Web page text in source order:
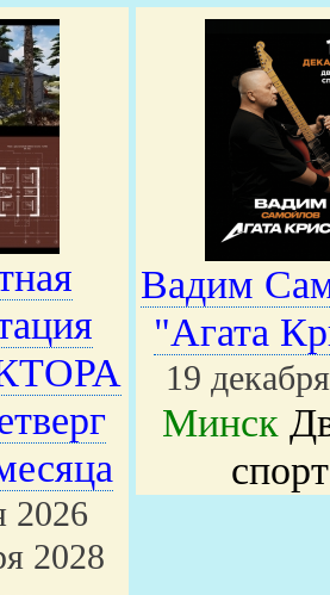
2026
2028
Вадим
"Агата
19
Минск